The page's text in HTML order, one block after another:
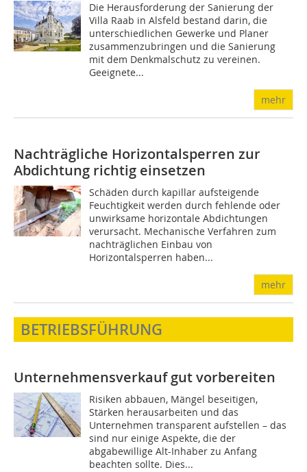
Die Herausforderung der Sanierung der
Villa Raab in Alsfeld bestand darin, die
unterschiedlichen Gewerke und Planer
zusammenzubringen und die Sanierung
mit dem Denkmalschutz zu vereinen.
Geeignete...
mehr
Nachträgliche Horizontalsperren zur
Abdichtung richtig einsetzen
Schäden durch kapillar aufsteigende
Feuchtigkeit werden durch fehlende oder
unwirksame horizontale Abdichtungen
verursacht. Mechanische Verfahren zum
nachträglichen Einbau von
Horizontalsperren haben...
mehr
BETRIEBSFÜHRUNG
Unternehmensverkauf gut vorbereiten
Risiken abbauen, Mängel beseitigen,
Stärken herausarbeiten und das
Unternehmen transparent aufstellen – das
sind nur einige Aspekte, die der
abgabewillige Alt-Inhaber zu Anfang
beachten sollte. Dies...